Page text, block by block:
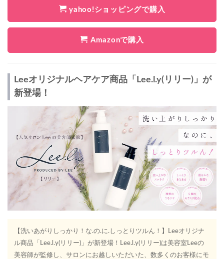
yahoo!ショッピングで購入
Amazonで購入
Leeオリジナルヘアケア商品「Lee.l.y(リリー)」が
新登場！
【洗いあがりしっかり！な.の.に.しっとりツルん！】Leeオリジナ
ル商品「Lee.l.y(リリー)」が新登場！Lee.l.y(リリー)は美容室Leeの
美容師が監修し、サロンにお越しいただいた、数多くのお客様にモ